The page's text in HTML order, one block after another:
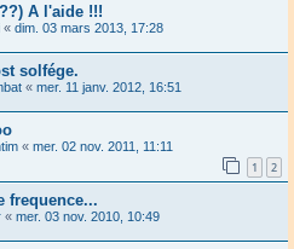
A l'aide !!!
« dim. 03 mars 2013, 17:28
solfége.
« mer. 11 janv. 2012, 16:51
« mer. 02 nov. 2011, 11:11
1 2
frequence...
« mer. 03 nov. 2010, 10:49